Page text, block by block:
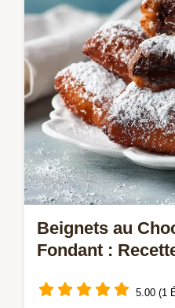
Beignets au
Fondant :
5.00 (1